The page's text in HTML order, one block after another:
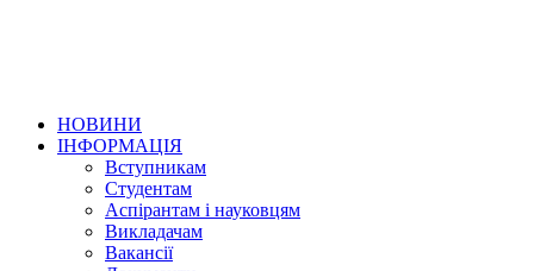
НОВИНИ
ІНФОРМАЦІЯ
Вступникам
Студентам
Аспірантам і науковцям
Викладачам
Вакансії